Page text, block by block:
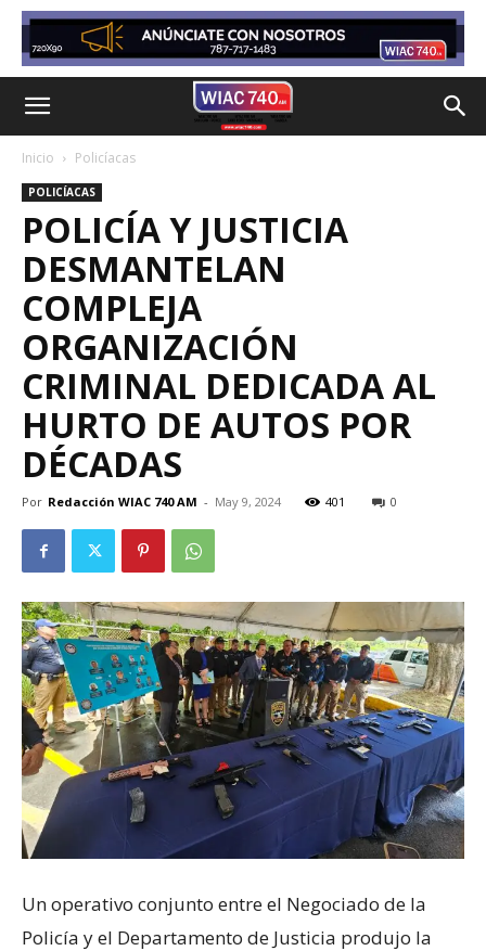
Inicio Policíacas
POLICÍACAS
POLICÍA Y JUSTICIA
DESMANTELAN
COMPLEJA
ORGANIZACIÓN
CRIMINAL DEDICADA AL
HURTO DE AUTOS POR
DÉCADAS
Por Redacción WIAC 740 AM - May 9, 2024 401 0
Un operativo conjunto entre el Negociado de la
Policía y el Departamento de Justicia produjo la